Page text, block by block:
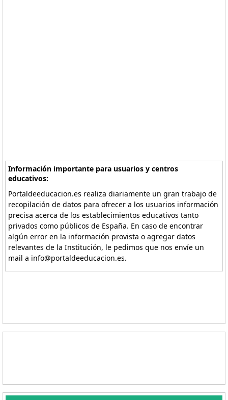
Información importante para usuarios y centros
educativos:
Portaldeeducacion.es realiza diariamente un gran trabajo de
recopilación de datos para ofrecer a los usuarios información
precisa acerca de los establecimientos educativos tanto
privados como públicos de España. En caso de encontrar
algún error en la información provista o agregar datos
relevantes de la Institución, le pedimos que nos envíe un
mail a info@portaldeeducacion.es.